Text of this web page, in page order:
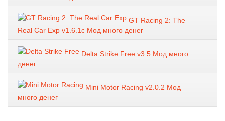
GT Racing 2: The
Real Car Exp v1.6.1c Мод много денег
Delta Strike Free v3.5 Мод много
денег
Mini Motor Racing v2.0.2 Мод
много денег